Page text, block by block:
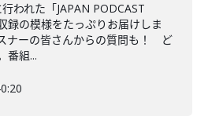
われた「JAPAN PODCAST
録の模様をたっぷりお届けしま
ナーの皆さんからの質問も！ ど
番組...